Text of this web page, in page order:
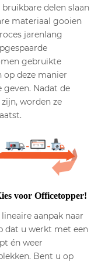
delen slaan
materiaal gooien
jarenlang
gebruikte
op deze manier
Nadat de
worden ze
voor Officetopper!
aanpak naar
dat u werkt met een
én weer
Bent u op